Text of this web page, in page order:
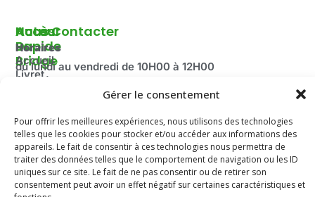
Gérer le consentement
Pour offrir les meilleures expériences, nous utilisons des technologies
telles que les cookies pour stocker et/ou accéder aux informations des
appareils. Le fait de consentir à ces technologies nous permettra de
traiter des données telles que le comportement de navigation ou les ID
uniques sur ce site. Le fait de ne pas consentir ou de retirer son
consentement peut avoir un effet négatif sur certaines caractéristiques et
Autour
Du
Bridge
Livret
le Bridge
La
Fédération
Française
de Bridge
Accès
Rapide
Accueil
Agenda
Compétitions
du Comité
Jeunesse
Mentions
Nous Contacter
Horaires
du lundi au vendredi de 10H00 à 12H00
100 route de Paris
69260 Charbonnières-les-Bains
Email: secretariat.colybridge@gmail.com
Tél: 04 78 42 10 89